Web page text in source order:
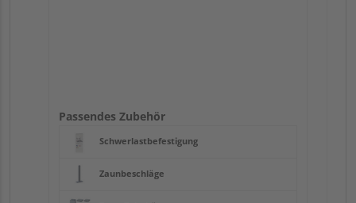
Passendes Zubehör
Schwerlastbefestigung
Zaunbeschläge